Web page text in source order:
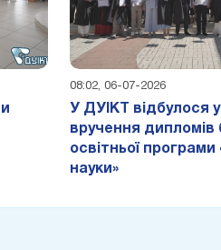
08:02, 06-07-2026
У ДУІКТ відбулося
вручення дипломів
освітньої
науки»